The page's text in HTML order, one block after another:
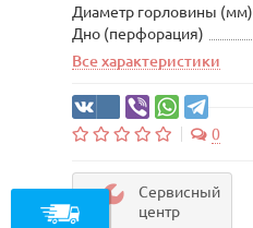
Диаметр горловины (мм)
Дно (перфорация)
Все характеристики
0
Сервисный
центр